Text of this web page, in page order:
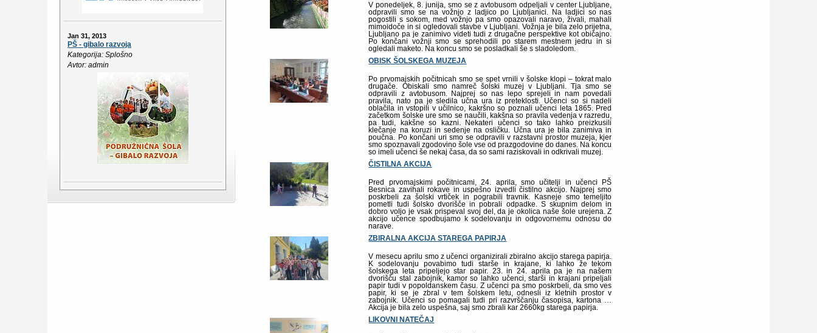
Jan 31, 2013
PŠ - gibalo razvoja
Kategorija: Splošno
Avtor: admin
V ponedeljek, 8. junija, smo se z avtobusom odpeljali v center Ljubljane,
odpravili smo se na vožnjo z ladjico po Ljubljanici. Na ladjici so nas
pogostili s sokom, med vožnjo pa smo opazovali naravo, živali, mahali
mimoidoče in si ogledovali stavbe v Ljubljani. Vožnja je bila zelo prijetna,
Ljubljano pa je zanimivo videti tudi z drugačne perspektive kot običajno.
Po končani vožnji smo se sprehodili po starem mestnem jedru in si
ogledali maketo. Na koncu smo se posladkali še s sladoledom.
OBISK ŠOLSKEGA MUZEJA
Po prvomajskih počitnicah smo se spet vrnili v šolske klopi – tokrat malo
drugače. Obiskali smo namreč šolski muzej v Ljubljani. Tja smo se
odpravili z avtobusom. Najprej so nas lepo sprejeli in nam povedali
pravila, nato pa je sledila učna ura iz preteklosti. Učenci so si nadeli
oblačila in vstopili v učilnico, kakršno so poznali učenci leta 1865. Pred
začetkom šolske ure smo se naučili, kakšna so pravila vedenja v razredu,
pa tudi, kakšne so kazni. Nekateri učenci so tako lahko preizkusili
klečanje na koruzi in sedenje na osličku. Učna ura je bila zanimiva in
poučna. Po končani uri smo se odpravili v razstavni prostor muzeja, kjer
smo spoznavali zgodovino šole vse od prazgodovine do danes. Na koncu
so imeli učenci še nekaj časa, da so sami raziskovali in odkrivali muzej.
ČISTILNA AKCIJA
Pred prvomajskimi počitnicami, 24. aprila, smo učitelji in učenci PŠ
Besnica zavihali rokave in uspešno izvedli čistilno akcijo. Najprej smo
poskrbeli za šolski vrtiček in pograbili travnik. Kasneje smo temeljito
pometli tudi šolsko dvorišče in pobrali odpadke. S skupnim delom in
dobro voljo je vsak prispeval svoj del, da je okolica naše šole urejena. Z
akcijo učence spodbujamo k sodelovanju in odgovornemu odnosu do
narave.
ZBIRALNA AKCIJA STAREGA PAPIRJA
V mesecu aprilu smo z učenci organizirali zbiralno akcijo starega papirja.
K sodelovanju povabimo tudi starše in krajane, ki lahko že tekom
šolskega leta pripeljejo star papir. 23. in 24. aprila pa je na našem
dvorišču stal zabojnik, kamor so lahko učenci, starši in krajani pripeljali
papir tudi v popoldanskem času. Z učenci pa smo poskrbeli, da smo ves
papir, ki se je zbral v tem šolskem letu, odnesli iz kletnih prostor v
zabojnik. Učenci so pomagali tudi pri razvrščanju časopisa, kartona …
Akcija je bila zelo uspešna, saj smo zbrali kar 2660kg starega papirja.
LIKOVNI NATEČAJ